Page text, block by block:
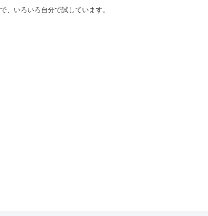
、いろいろ自分で試しています。